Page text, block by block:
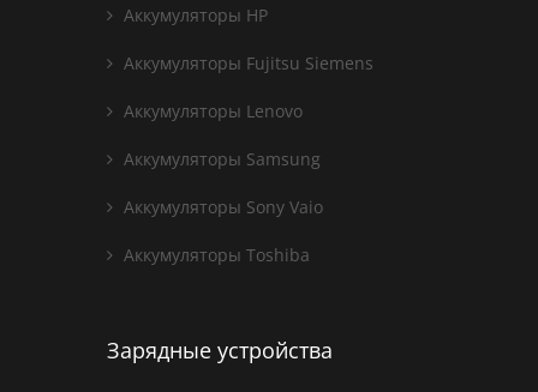
Аккумуляторы HP
Аккумуляторы Fujitsu Siemens
Аккумуляторы Lenovo
Аккумуляторы Samsung
Аккумуляторы Sony Vaio
Аккумуляторы Toshiba
Зарядные устройства